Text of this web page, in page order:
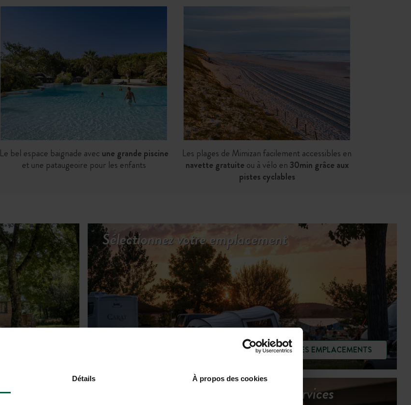
Détails À propos des cookies
Le bel espace baignade avec une grande piscine
et une pataugeoire pour les enfants
Les plages de Mimizan facilement accessibles en
navette gratuite ou à vélo en 30min grâce aux
pistes cyclables
Sélectionnez votre emplacement
VOIR LES EMPLACEMENTS
Découvrez les services